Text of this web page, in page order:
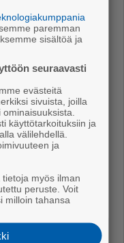
paremman
sisältöä ja
seuraavasti
evästeitä
sivuista, joilla
käyttötarkoituksiin ja
välilehdellä.
ja
myös ilman
peruste. Voit
milloin tahansa